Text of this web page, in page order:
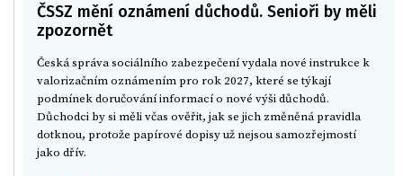
ČSSZ mění oznámení důchodů. Senioři by měli
zpozornět
Česká správa sociálního zabezpečení vydala nové instrukce k
valorizačním oznámením pro rok 2027, které se týkají
podmínek doručování informací o nové výši důchodů.
Důchodci by si měli včas ověřit, jak se jich změněná pravidla
dotknou, protože papírové dopisy už nejsou samozřejmostí
jako dřív.